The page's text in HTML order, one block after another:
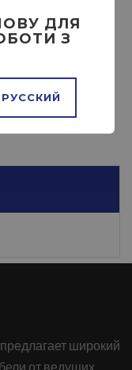
широкий
от ведущих
ДЛЯ
З
РУССКИЙ